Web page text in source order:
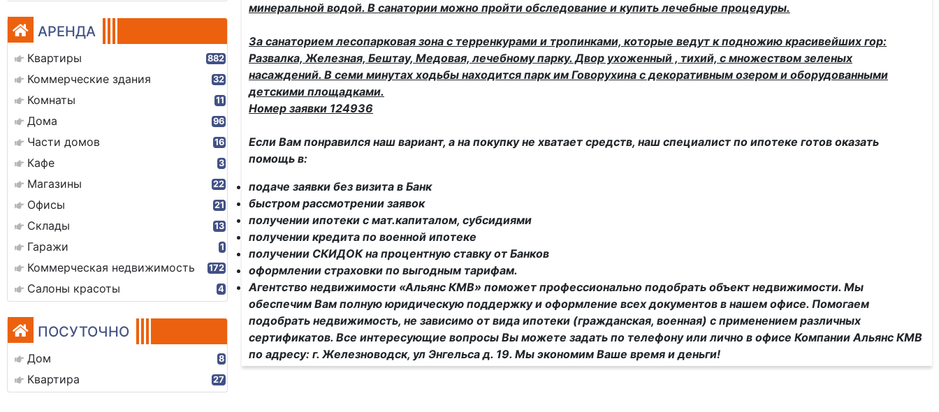
АРЕНДА
Квартиры 882
Коммерческие здания 32
Комнаты 11
Дома 96
Части домов 16
Кафе 3
Магазины 22
Офисы 21
Склады 13
Гаражи 1
Коммерческая недвижимость 172
Салоны красоты 4
ПОСУТОЧНО
Дом 8
Квартира 27
минеральной водой. В санатории можно пройти обследование и купить лечебные процедуры.
За санаторием лесопарковая зона с терренкурами и тропинками, которые ведут к подножию красивейших гор:
Развалка, Железная, Бештау, Медовая, лечебному парку. Двор ухоженный , тихий, с множеством зеленых
насаждений. В семи минутах ходьбы находится парк им Говорухина с декоративным озером и оборудованными
детскими площадками.
Номер заявки 124936
Если Вам понравился наш вариант, а на покупку не хватает средств, наш специалист по ипотеке готов оказать
помощь в:
подаче заявки без визита в Банк
быстром рассмотрении заявок
получении ипотеки с мат.капиталом, субсидиями
получении кредита по военной ипотеке
получении СКИДОК на процентную ставку от Банков
оформлении страховки по выгодным тарифам.
Агентство недвижимости «Альянс КМВ» поможет профессионально подобрать объект недвижимости. Мы
обеспечим Вам полную юридическую поддержку и оформление всех документов в нашем офисе. Помогаем
подобрать недвижимость, не зависимо от вида ипотеки (гражданская, военная) с применением различных
сертификатов. Все интересующие вопросы Вы можете задать по телефону или лично в офисе Компании Альянс КМВ
по адресу: г. Железноводск, ул Энгельса д. 19. Мы экономим Ваше время и деньги!